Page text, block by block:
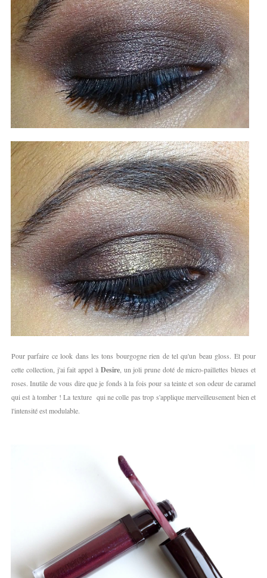
Pour parfaire ce look dans les tons bourgogne rien de tel qu'un beau gloss. Et pour
cette collection, j'ai fait appel à Desire, un joli prune doté de micro-paillettes bleues et
roses. Inutile de vous dire que je fonds à la fois pour sa teinte et son odeur de caramel
qui est à tomber ! La texture qui ne colle pas trop s'applique merveilleusement bien et
l'intensité est modulable.